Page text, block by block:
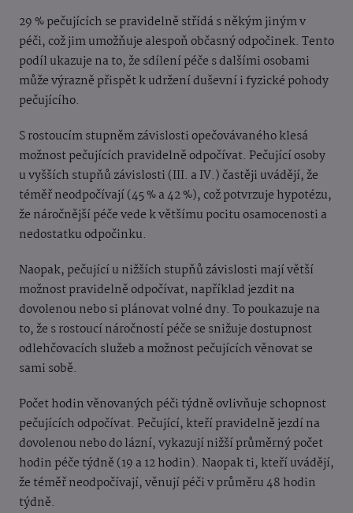
29 % pečujících se pravidelně střídá s někým jiným v
péči, což jim umožňuje alespoň občasný odpočinek. Tento
podíl ukazuje na to, že sdílení péče s dalšími osobami
může výrazně přispět k udržení duševní i fyzické pohody
pečujícího.
S rostoucím stupněm závislosti opečovávaného klesá
možnost pečujících pravidelně odpočívat. Pečující osoby
u vyšších stupňů závislosti (III. a IV.) častěji uvádějí, že
téměř neodpočívají (45 % a 42 %), což potvrzuje hypotézu,
že náročnější péče vede k většímu pocitu osamocenosti a
nedostatku odpočinku.
Naopak, pečující u nižších stupňů závislosti mají větší
možnost pravidelně odpočívat, například jezdit na
dovolenou nebo si plánovat volné dny. To poukazuje na
to, že s rostoucí náročností péče se snižuje dostupnost
odlehčovacích služeb a možnost pečujících věnovat se
sami sobě.
Počet hodin věnovaných péči týdně ovlivňuje schopnost
pečujících odpočívat. Pečující, kteří pravidelně jezdí na
dovolenou nebo do lázní, vykazují nižší průměrný počet
hodin péče týdně (19 a 12 hodin). Naopak ti, kteří uvádějí,
že téměř neodpočívají, věnují péči v průměru 48 hodin
týdně.